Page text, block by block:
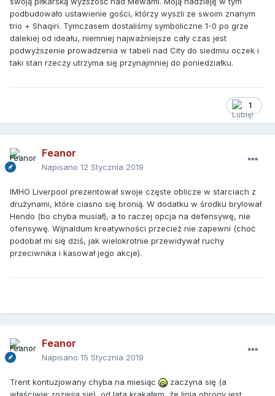
podbudowało ustawienie gości, którzy wyszli ze swoim znanym
trio + Shaqiri. Tymczasem dostaliśmy symboliczne 1-0 po grze
dalekiej od ideału, niemniej najważniejsze cały czas jest
podwyższenie prowadzenia w tabeli nad City do siedmiu oczek i
taki stan rzeczy utrzyma się przynajmniej do poniedziałku.
1
Feanor
Napisano 12 Stycznia 2019
IMHO Liverpool prezentował swoje częste oblicze w starciach z
drużynami, które ciasno się bronią. W dodatku w środku brylował
Hendo (bo chyba musiał), a to raczej opcja na defensywę, nie
ofensywę. Wijnaldum kreatywności przecież nie zapewni (choć
podobał mi się dziś, jak wielokrotnie przewidywał ruchy
przeciwnika i kasował jego akcje).
Feanor
Napisano 15 Stycznia 2019
Trent kontuzjowany chyba na miesiąc
zaczyna się (a